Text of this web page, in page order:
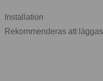
Installation
Rekommenderas att